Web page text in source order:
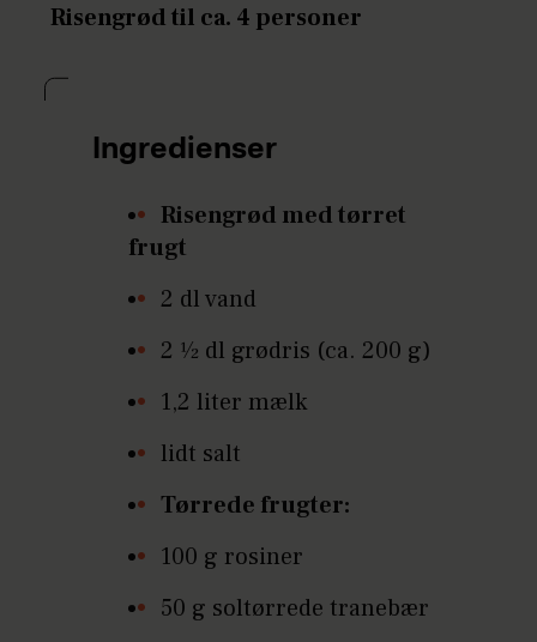
Risengrød til ca. 4 personer
Ingredienser
Risengrød med tørret
frugt
2 dl vand
2 1⁄2 dl grødris (ca. 200 g)
1,2 liter mælk
lidt salt
Tørrede frugter:
100 g rosiner
50 g soltørrede tranebær